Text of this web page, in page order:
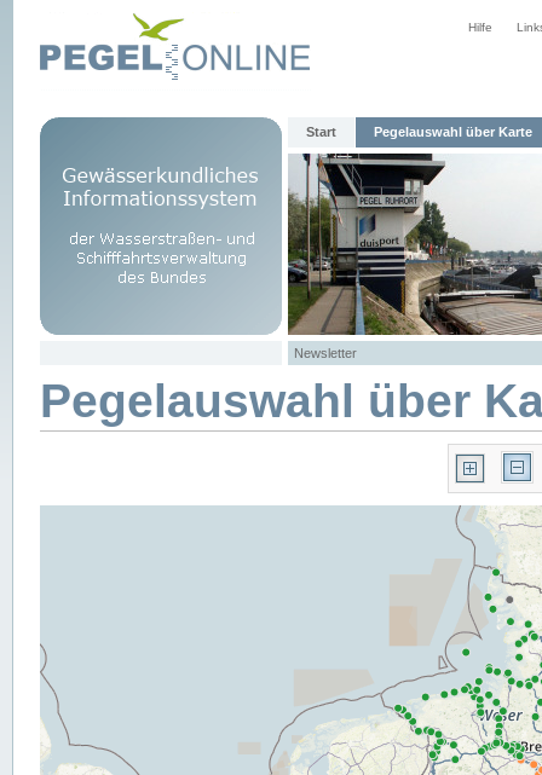
Hilfe
Start Pegelauswahl über Karte
Newsletter
Pegelauswahl über